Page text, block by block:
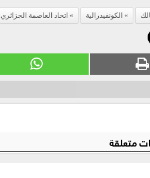
الكونفيدرالية اتحاد العاصمة الجزائري
متعلقة